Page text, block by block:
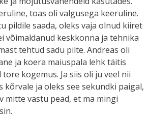
toas oli valgusega keeruline.
pildile saada, oleks vaja olnud kiiret
võimaldanud keskkonna ja tehnika
tehtud sadu pilte. Andreas oli
ja koera maiuspala lehk täitis
kogemus. Ja siis oli ju veel nii
kõrvale ja oleks see sekundki paigal,
mitte vastu pead, et ma mingi